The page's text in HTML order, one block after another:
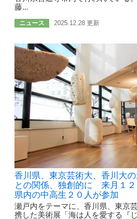
藤...
ニュース 2025.12.28 更新
香川県、東京芸術大、香川大
との関係、独創的に 来月１
県内の中高生２０人が参加
瀬戸内をテーマに、香川県、東京
携した美術展「海は人を愛する『